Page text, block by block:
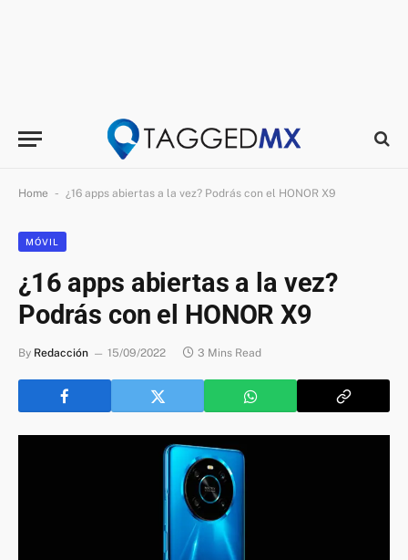
Home - ¿16 apps abiertas a la vez? Podrás con el HONOR X9
MÓVIL
¿16 apps abiertas a la vez?
Podrás con el HONOR X9
By Redacción 15/09/2022 3 Mins Read